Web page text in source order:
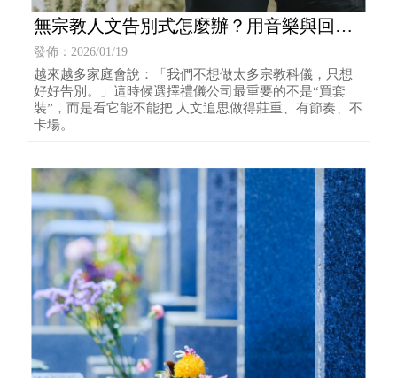
無宗教人文告別式怎麼辦？用音樂與回憶
完成告別：流程腳本一次懂 | 葬儀社 | 台北
葬儀社
發佈：2026/01/19
越來越多家庭會說：「我們不想做太多宗教科儀，只想
好好告別。」這時候選擇禮儀公司最重要的不是“買套
裝”，而是看它能不能把 人文追思做得莊重、有節奏、不
卡場。